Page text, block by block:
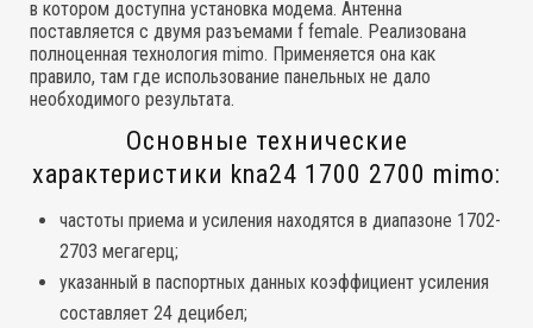
в котором доступна установка модема. Антенна
поставляется с двумя разъемами f female. Реализована
полноценная технология mimo. Применяется она как
правило, там где использование панельных не дало
необходимого результата.
Основные технические
характеристики kna24 1700 2700 mimo:
частоты приема и усиления находятся в диапазоне 1702-
2703 мегагерц;
указанный в паспортных данных коэффициент усиления
составляет 24 децибел;